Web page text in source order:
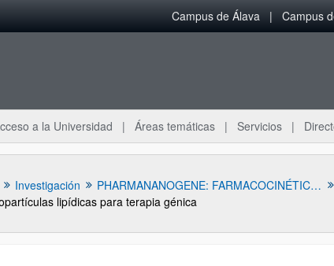
Campus de Álava Campus
a la Universidad Áreas temáticas Servicios
Investigación
PHARMANANOGENE: FARMACOCINÉTICA, NANOTECNOLOGÍA Y TERAPIA GÉNICA
lipídicas para terapia génica